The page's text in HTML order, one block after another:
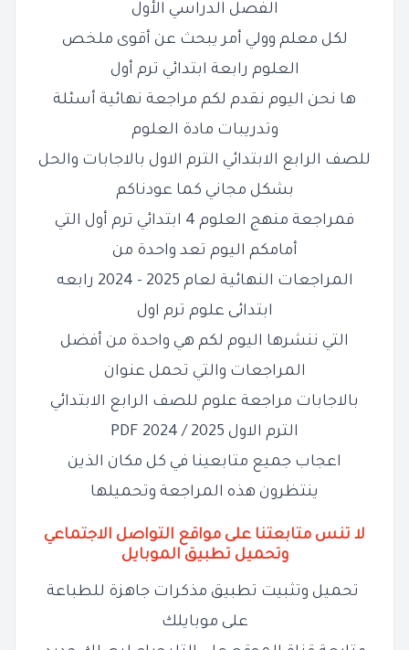
الفصل الدراسي الأول
لكل معلم وولي أمر يبحث عن أقوى ملخص
العلوم رابعة ابتدائي ترم أول
ها نحن اليوم نقدم لكم مراجعة نهائية أسئلة
وتدريبات مادة العلوم
للصف الرابع الابتدائي الترم الاول بالاجابات والحل
بشكل مجاني كما عودناكم
فمراجعة منهج العلوم 4 ابتدائي ترم أول التي
أمامكم اليوم تعد واحدة من
المراجعات النهائية لعام 2025 - 2024 رابعه
ابتدائى علوم ترم اول
التي ننشرها اليوم لكم هي واحدة من أفضل
المراجعات والتي تحمل عنوان
بالاجابات مراجعة علوم للصف الرابع الابتدائي
الترم الاول 2025 / 2024 PDF
اعجاب جميع متابعينا في كل مكان الذين
ينتظرون هذه المراجعة وتحميلها
لا تنس متابعتنا على مواقع التواصل الاجتماعي
وتحميل تطبيق الموبايل
تحميل وتثبيت تطبيق مذكرات جاهزة للطباعة
على موبايلك